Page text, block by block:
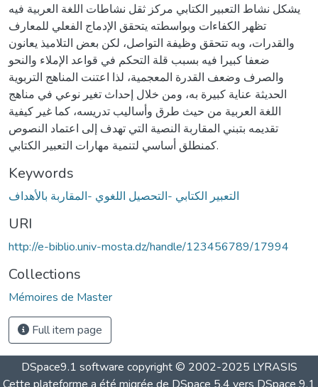
يشكل نشاط التعبير الكتابي مركز ثقل نشاطات اللغة العربية فيه
تظهر الكفاءات وبواسطته يتحقق الإدماج الفعلي للمعارف
والقدرات، وبه تتحقق وظيفة التواصل، لكن بعض التلاميذ يعانون
ضعفا كبيرا فيه بسبب قلة التحكم في قواعد الإملاء والنحو
والصرف وضعف القدرة المعجمية، لذا اعتنت المناهج التربوية
الحديثة عناية كبيرة به، ومن خلال إحداث تغير نوعي في مناهج
اللغة العربية من حيث طرق وأساليب تدريسه، كما غير كيفية
تقديمه بتبني المقاربة النصية التي تهدف إلى اعتماد النصوص
كمنطلق أساسي لتنمية مهارات التعبير الكتابي.
Keywords
التعبير الكتابي -التحصيل اللغوي -المقاربة بالأهداف
URI
http://e-biblio.univ-mosta.dz/handle/123456789/17994
Collections
Mémoires de Master
Full item page
DSpace9.1 software copyright © 2002-2025 LYRASIS